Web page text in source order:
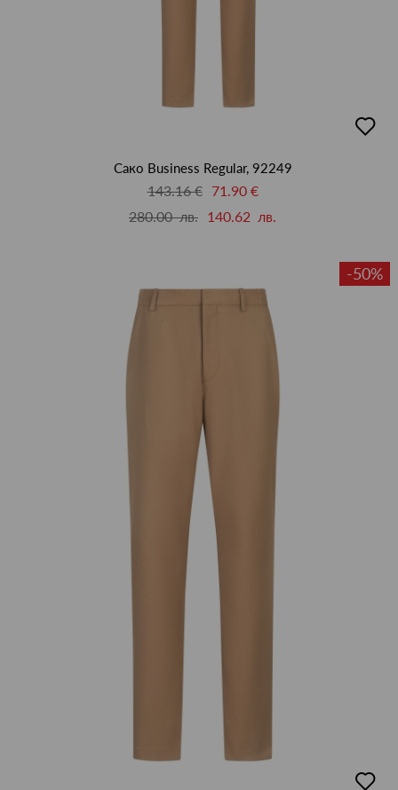
в
Сако Business Regular, 92249
143.16 €
71.90 €
280.00 лв. 140.62 лв.
-50%
в